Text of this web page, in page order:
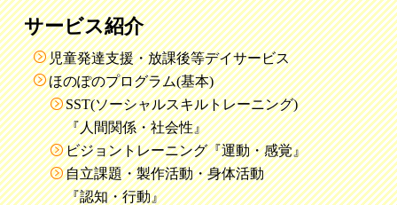
サービス紹介
児童発達支援・放課後等デイサービス
ほのぽのプログラム(基本)
SST(ソーシャルスキルトレーニング)
『人間関係・社会性』
ビジョントレーニング『運動・感覚』
自立課題・製作活動・身体活動
『認知・行動』